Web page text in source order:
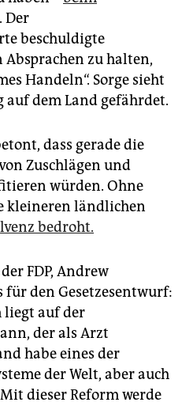
Der
beschuldigte
zu halten,
Handeln“. Sorge sieht
auf dem Land gefährdet.
dass gerade die
Zuschlägen und
würden. Ohne
kleineren ländlichen
bedroht.
FDP, Andrew
den Gesetzesentwurf:
liegt auf der
der als Arzt
habe eines der
der Welt, aber auch
dieser Reform werde